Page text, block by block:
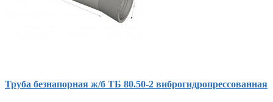
Труба безнапорная ж/б ТБ 80.50-2 виброгидропрессованная